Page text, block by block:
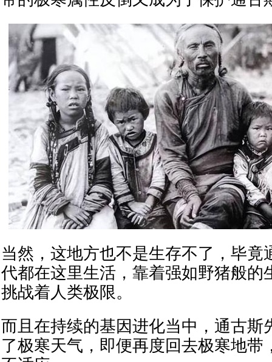
当然，这地方也不是生存不了，毕竟
代都在这里生活，靠着强如野猪般的
挑战着人类极限。
而且在持续的基因进化当中，通古斯
了极寒天气，即便再度回去极寒地带